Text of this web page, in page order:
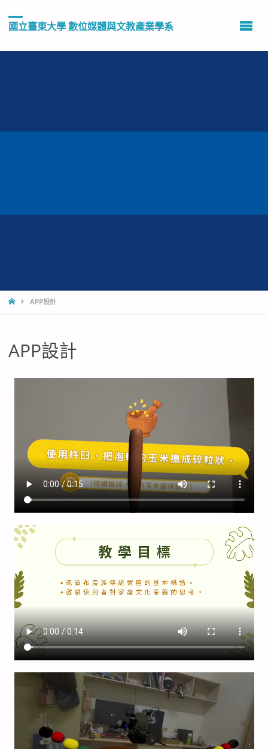
國立臺東大學 數位媒體與文教產業學系
APP設計
APP設計